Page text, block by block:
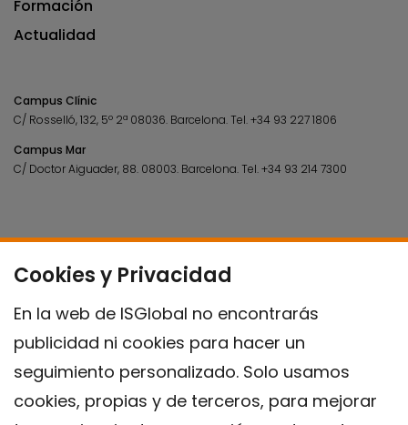
Cookies y Privacidad
En la web de ISGlobal no encontrarás
publicidad ni cookies para hacer un
seguimiento personalizado. Solo usamos
cookies, propias y de terceros, para mejorar
Formación
Actualidad
Campus Clínic
C/ Rosselló, 132, 5º 2ª 08036. Barcelona.Tel.+34 93 227 1806
Campus Mar
C/ Doctor Aiguader, 88. 08003. Barcelona.Tel.+34 93 214 7300